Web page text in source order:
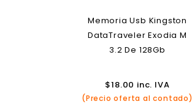
Memoria Usb Kingston
DataTraveler Exodia M
3.2 De 128Gb
$18.00 inc. IVA
(Precio oferta al contado)